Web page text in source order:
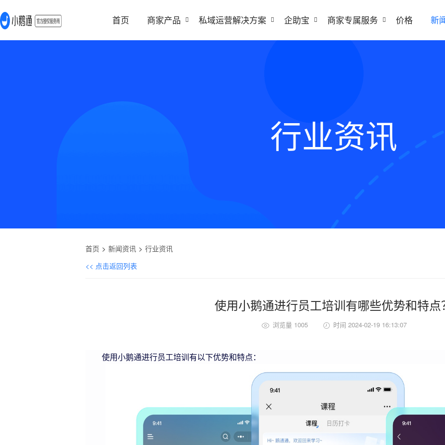
首页 商家产品 私域运营解决方案 企助宝 商家专属服务 价格 新
行业资讯
首页 新闻资讯
行业资讯
<< 点击返回列表
使用小鹅通进行员工培训有哪些优势和特点
浏览量 1005 时间 2024-02-19 16:13:07
使用小鹅通进行员工培训有以下优势和特点：